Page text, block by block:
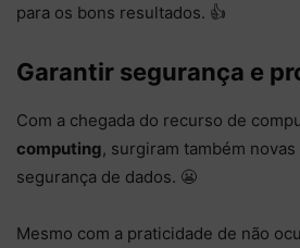
para os bons resultados. 👍
Garantir segurança e
Com a chegada do recurso de
computing, surgiram também
segurança de dados. 😬
Mesmo com a praticidade de não